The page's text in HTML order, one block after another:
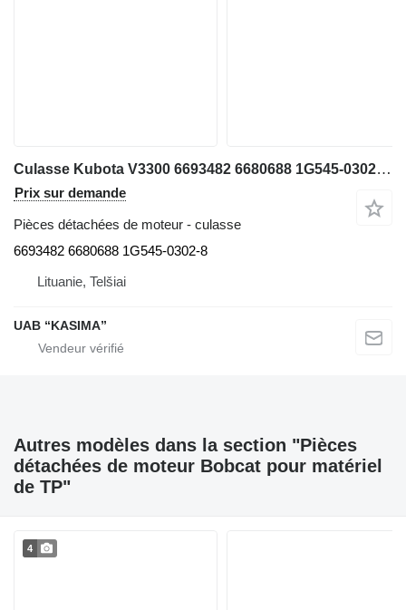
Culasse Kubota V3300 6693482 6680688 1G545-0302-8 pour mini-chargeuse Bobcat S220
Prix sur demande
Pièces détachées de moteur - culasse
6693482 6680688 1G545-0302-8
Lituanie, Telšiai
UAB “KASIMA”
Autres modèles dans la section "Pièces
détachées de moteur Bobcat pour matériel
de TP"
4